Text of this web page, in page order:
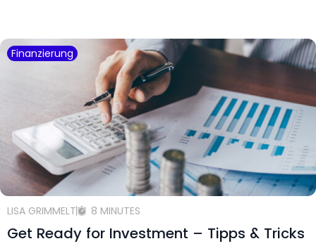
Finanzierung
LISA GRIMMELT 8 MINUTES
Get Ready for Investment – Tipps & Tricks